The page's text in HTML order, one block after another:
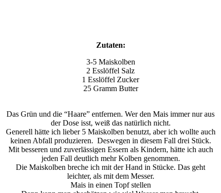
Zutaten:
3-5 Maiskolben
2 Esslöffel Salz
1 Esslöffel Zucker
25 Gramm Butter
Das Grün und die “Haare” entfernen. Wer den Mais immer nur aus
der Dose isst, weiß das natürlich nicht.
Generell hätte ich lieber 5 Maiskolben benutzt, aber ich wollte auch
keinen Abfall produzieren. Deswegen in diesem Fall drei Stück.
Mit besseren und zuverlässigen Essern als Kindern, hätte ich auch
jeden Fall deutlich mehr Kolben genommen.
Die Maiskolben breche ich mit der Hand in Stücke. Das geht
leichter, als mit dem Messer.
Mais in einen Topf stellen